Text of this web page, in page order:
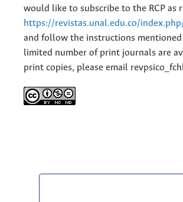
would like to subscribe to the RCP as
https://revistas.unal.edu.co/
and follow the instructions
limited number of print journals are
print copies, please email